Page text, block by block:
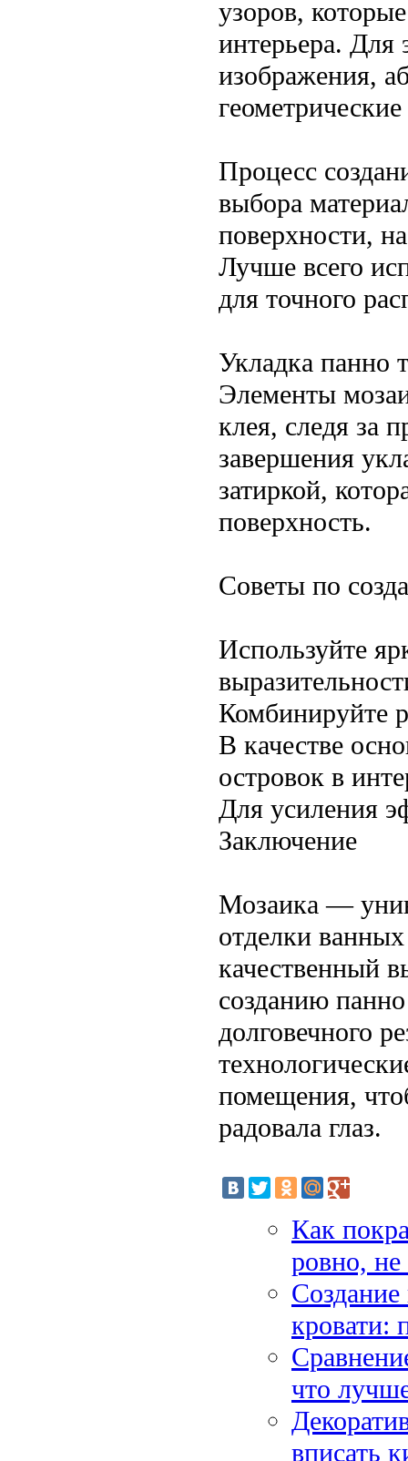
узоров,
интерьера. Для
изображения,
Процесс
выбора
поверхности,
Лучше всего
для точного
Укладка панно
Элементы
клея, следя за
завершения
затиркой,
поверхность.
Советы по
Используйте
Комбинируйте
В качестве
островок в
Для усиления
Заключение
Мозаика —
отделки
качественный
созданию
долговечного
помещения,
радовала глаз.
Как
ровно, не
кровати:
что
вписать